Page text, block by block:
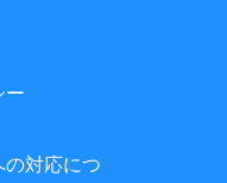
ー
対応につ